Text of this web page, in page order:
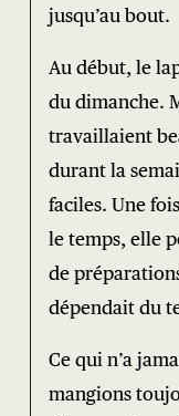
jusqu’au bout.
Au début, le
du dimanche.
travaillaient
durant la
faciles. Une
le temps, elle
de
dépendait du
Ce qui n’a
mangions